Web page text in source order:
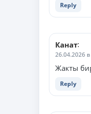
Reply
Канат:
26.04.2026 в
Жакты
Reply